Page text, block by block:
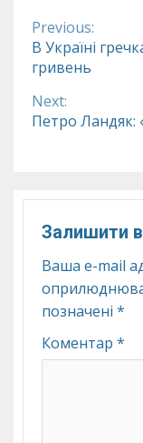
Continue
Reading
Previous:
В Україні
гривень
Next:
Петро Ландяк:
Залишити
Ваша e-mail
позначені *
Коментар *